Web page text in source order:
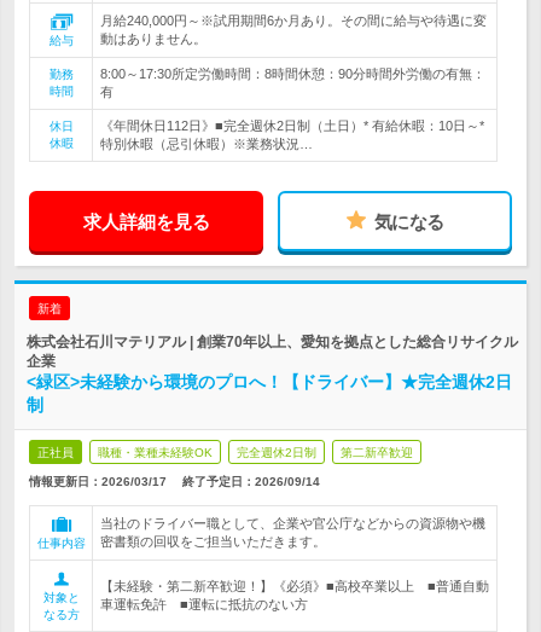
給与
月給240,000円～※試用期間6か月あり。その間に給与や待遇に変
動はありません。
勤務
時間
8:00～17:30所定労働時間：8時間休憩：90分時間外労働の有無：
有
休日
休暇
《年間休日112日》■完全週休2日制（土日）* 有給休暇：10日～*
特別休暇（忌引休暇）※業務状況…
求人詳細を見る 気になる
新着
株式会社石川マテリアル | 創業70年以上、愛知を拠点とした総合リサイクル
企業
<緑区>未経験から環境のプロへ！【ドライバー】★完全週休2日
制
正社員 職種・業種未経験OK 完全週休2日制 第二新卒歓迎
情報更新日：2026/03/17 終了予定日： 2026/09/14
仕事内容
当社のドライバー職として、企業や官公庁などからの資源物や機
密書類の回収をご担当いただきます。
対象と
なる方
【未経験・第二新卒歓迎！】《必須》■高校卒業以上 ■普通自動
車運転免許 ■運転に抵抗のない方